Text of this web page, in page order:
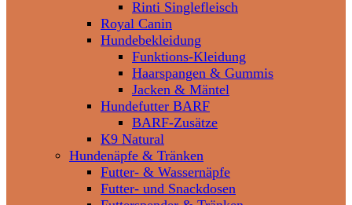
Rinti Singlefleisch
Royal Canin
Hundebekleidung
Funktions-Kleidung
Haarspangen & Gummis
Jacken & Mäntel
Hundefutter BARF
BARF-Zusätze
K9 Natural
Hundenäpfe & Tränken
Futter- & Wassernäpfe
Futter- und Snackdosen